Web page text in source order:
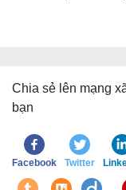
Chia sẻ lên mạng
bạn
Facebook Twitter